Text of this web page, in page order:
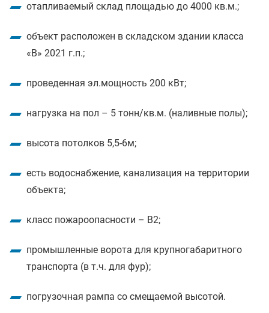
отапливаемый склад площадью до 4000 кв.м.;
объект расположен в складском здании класса
«B» 2021 г.п.;
проведенная эл.мощность 200 кВт;
нагрузка на пол – 5 тонн/кв.м. (наливные полы);
высота потолков 5,5-6м;
есть водоснабжение, канализация на территории
объекта;
класс пожароопасности – B2;
промышленные ворота для крупногабаритного
транспорта (в т.ч. для фур);
погрузочная рампа со смещаемой высотой.